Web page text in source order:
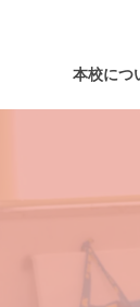
本校につ